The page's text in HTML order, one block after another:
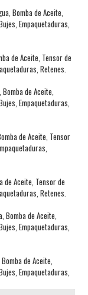
Bomba de Aceite,
Empaquetaduras,
de Aceite, Tensor de
Retenes.
de Aceite,
Empaquetaduras,
de Aceite, Tensor
de Aceite, Tensor de
Retenes.
Bomba de Aceite,
Empaquetaduras,
de Aceite,
Empaquetaduras,